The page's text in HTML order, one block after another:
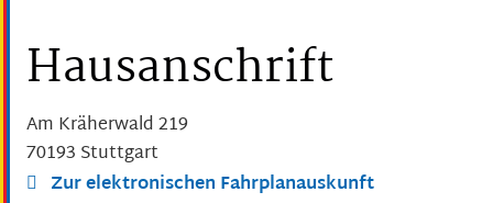
Hausanschrift
Am Kräherwald 219
70193 Stuttgart
Zur elektronischen Fahrplanauskunft